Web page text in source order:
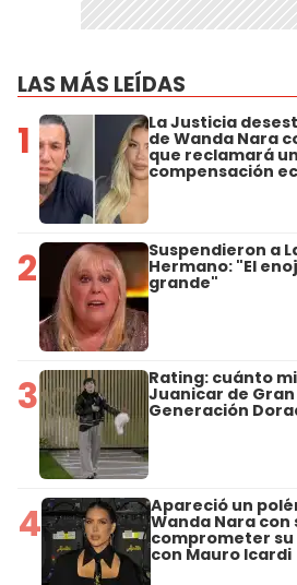
LAS MÁS LEÍDAS
1 La Justicia
de Wanda Nara
que reclamará
compensación
2 Suspendieron a
Hermano: "El
grande"
3 Rating: cuánto
Juanicar de
Generación
4 Apareció un
Wanda Nara
comprometer
con Mauro Icardi